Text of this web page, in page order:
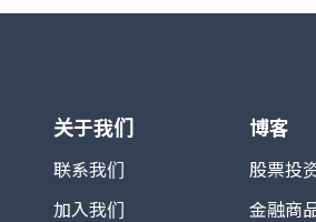
关于我们
联系我们
加入我们
博客
股票投
金融商